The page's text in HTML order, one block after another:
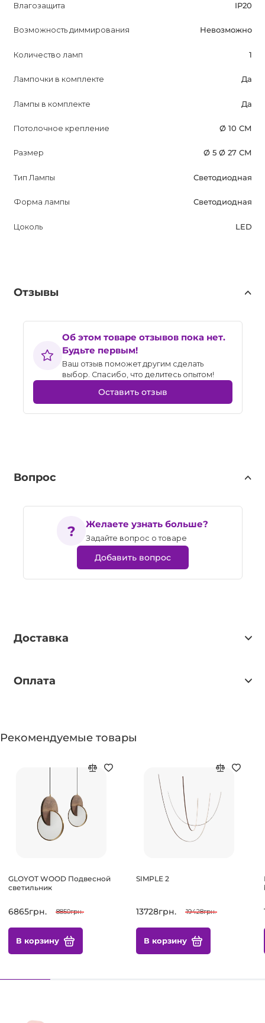
Влагозащита IP20
Возможность диммирования Невозможно
Количество ламп 1
Лампочки в комплекте Да
Лампы в комплекте Да
Потолочное крепление Ø 10 СМ
Размер Ø 5 Ø 27 СМ
Тип Лампы Светодиодная
Форма лампы Светодиодная
Цоколь LED
Отзывы
Об этом товаре отзывов пока нет.
Будьте первым!
Ваш отзыв поможет другим сделать
выбор. Спасибо, что делитесь опытом!
Оставить отзыв
Вопрос
Желаете узнать больше?
Задайте вопрос о товаре
Добавить вопрос
Доставка
Оплата
Рекомендуемые товары
GLOYOT WOOD Подвесной
светильник
6865грн. 8850грн.
В корзину
SIMPLE 2
13728грн. 19428грн.
В корзину